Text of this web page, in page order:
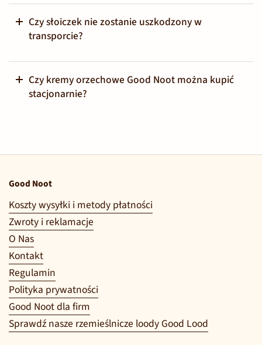
Czy słoiczek nie zostanie uszkodzony w
transporcie?
Czy kremy orzechowe Good Noot można kupić
stacjonarnie?
Good Noot
Koszty wysyłki i metody płatności
Zwroty i reklamacje
O Nas
Kontakt
Regulamin
Polityka prywatności
Good Noot dla firm
Sprawdź nasze rzemieślnicze loody Good Lood